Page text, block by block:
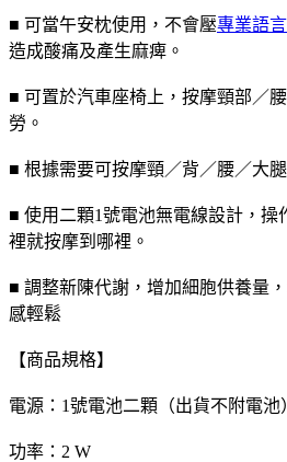
■ 可當午安枕使用，不會壓專業語
造成酸痛及產生麻痺。
■ 可置於汽車座椅上，按摩頸部／
勞。
■ 根據需要可按摩頸／背／腰／大
■ 使用二顆1號電池無電線設計，操
裡就按摩到哪裡。
■ 調整新陳代謝，增加細胞供養量
感輕鬆
【商品規格】
電源：1號電池二顆（出貨不附電池
功率：2 W